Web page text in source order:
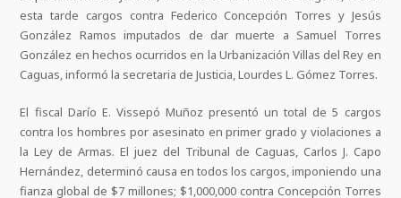
esta tarde cargos contra Federico Concepción Torres y Jesús
González Ramos imputados de dar muerte a Samuel Torres
González en hechos ocurridos en la Urbanización Villas del Rey en
Caguas, informó la secretaria de Justicia, Lourdes L. Gómez Torres.
El fiscal Darío E. Vissepó Muñoz presentó un total de 5 cargos
contra los hombres por asesinato en primer grado y violaciones a
la Ley de Armas. El juez del Tribunal de Caguas, Carlos J. Capo
Hernández, determinó causa en todos los cargos, imponiendo una
fianza global de $7 millones; $1,000,000 contra Concepción Torres